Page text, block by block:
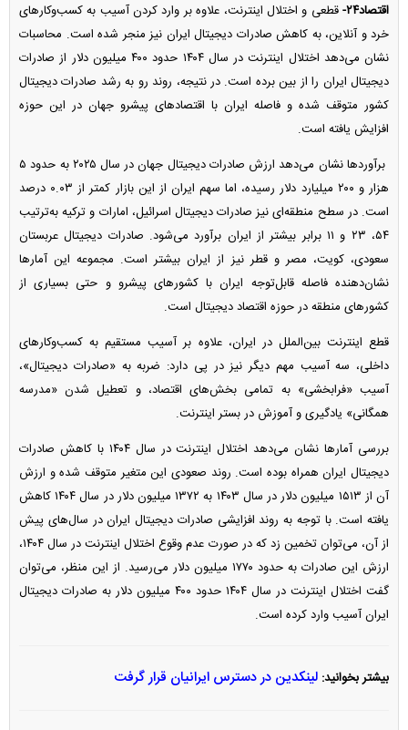
اقتصاد۲۴-
قطعی و اختلال اینترنت، علاوه بر وارد کردن آسیب به کسب‌وکار‌های
خرد و آنلاین، به کاهش صادرات دیجیتال ایران نیز منجر شده است. محاسبات
نشان می‌دهد اختلال اینترنت در سال ۱۴۰۴ حدود ۴۰۰ میلیون دلار از صادرات
دیجیتال ایران را از بین برده است. در نتیجه، روند رو به رشد صادرات دیجیتال
کشور متوقف شده و فاصله ایران با اقتصاد‌های پیشرو جهان در این حوزه
افزایش یافته است.
برآورد‌ها نشان می‌دهد ارزش صادرات دیجیتال جهان در سال ۲۰۲۵ به حدود ۵
هزار و ۲۰۰ میلیارد دلار رسیده، اما سهم ایران از این بازار کمتر از ۰.۰۳ درصد
است. در سطح منطقه‌ای نیز صادرات دیجیتال اسرائیل، امارات و ترکیه به‌ترتیب
۵۴، ۲۳ و ۱۱ برابر بیشتر از ایران برآورد می‌شود. صادرات دیجیتال عربستان
سعودی، کویت، مصر و قطر نیز از ایران بیشتر است. مجموعه این آمار‌ها
نشان‌دهنده فاصله قابل‌توجه ایران با کشور‌های پیشرو و حتی بسیاری از
کشور‌های منطقه در حوزه اقتصاد دیجیتال است.
قطع اینترنت بین‌الملل در ایران، علاوه بر آسیب مستقیم به کسب‌وکار‌های
داخلی، سه آسیب مهم دیگر نیز در پی دارد: ضربه به «صادرات دیجیتال»،
آسیب «فرابخشی» به تمامی بخش‌های اقتصاد، و تعطیل شدن «مدرسه
همگانی» یادگیری و آموزش در بستر اینترنت.
بررسی آمار‌ها نشان می‌دهد اختلال اینترنت در سال ۱۴۰۴ با کاهش صادرات
دیجیتال ایران همراه بوده است. روند صعودی این متغیر متوقف شده و ارزش
آن از ۱۵۱۳ میلیون دلار در سال ۱۴۰۳ به ۱۳۷۲ میلیون دلار در سال ۱۴۰۴ کاهش
یافته است. با توجه به روند افزایشی صادرات دیجیتال ایران در سال‌های پیش
از آن، می‌توان تخمین زد که در صورت عدم وقوع اختلال اینترنت در سال ۱۴۰۴،
ارزش این صادرات به حدود ۱۷۷۰ میلیون دلار می‌رسید. از این منظر، می‌توان
گفت اختلال اینترنت در سال ۱۴۰۴ حدود ۴۰۰ میلیون دلار به صادرات دیجیتال
ایران آسیب وارد کرده است.
بیشتر بخوانید: لینکدین در دسترس ایرانیان قرار گرفت